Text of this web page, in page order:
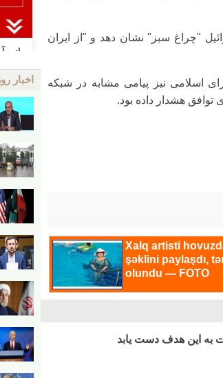
"چراغ سبز" نشان دهد و "از ایران
اسلامی نیز پیامی مشابه در شبکه
هشدار داده بود.
اخبار